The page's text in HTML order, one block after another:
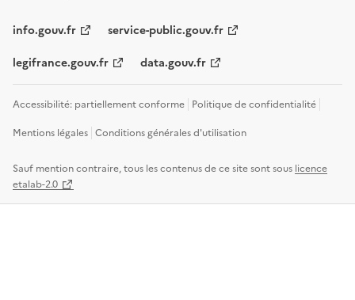
info.gouv.fr service-public.gouv.fr
legifrance.gouv.fr data.gouv.fr
Accessibilité: partiellement conforme Politique de confidentialité
Mentions légales Conditions générales d'utilisation
Sauf mention contraire, tous les contenus de ce site sont sous licence
etalab-2.0